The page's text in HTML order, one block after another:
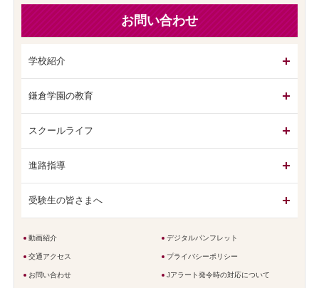
お問い合わせ
学校紹介
鎌倉学園の教育
スクールライフ
進路指導
受験生の皆さまへ
動画紹介 デジタルパンフレット
交通アクセス プライバシーポリシー
お問い合わせ Jアラート発令時の対応について